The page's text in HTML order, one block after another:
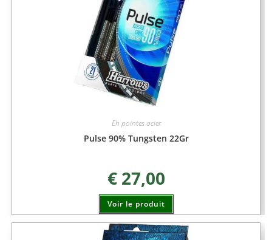
Eh pointes acier
Pulse 90% Tungsten 22Gr
€27,00
Voir le produit